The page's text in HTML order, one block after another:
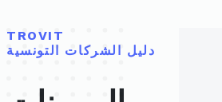
TROVIT
دليل الشركات التونسية